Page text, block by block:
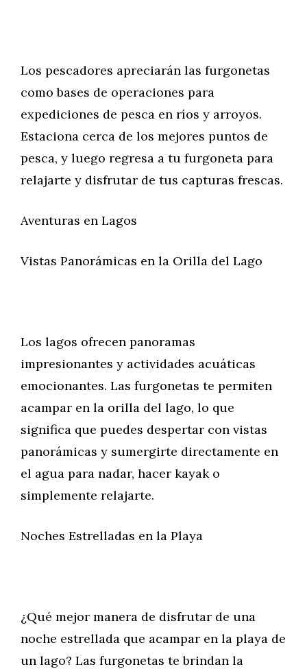
Los pescadores apreciarán las furgonetas
como bases de operaciones para
expediciones de pesca en ríos y arroyos.
Estaciona cerca de los mejores puntos de
pesca, y luego regresa a tu furgoneta para
relajarte y disfrutar de tus capturas frescas.
Aventuras en Lagos
Vistas Panorámicas en la Orilla del Lago
Los lagos ofrecen panoramas
impresionantes y actividades acuáticas
emocionantes. Las furgonetas te permiten
acampar en la orilla del lago, lo que
significa que puedes despertar con vistas
panorámicas y sumergirte directamente en
el agua para nadar, hacer kayak o
simplemente relajarte.
Noches Estrelladas en la Playa
¿Qué mejor manera de disfrutar de una
noche estrellada que acampar en la playa de
un lago? Las furgonetas te brindan la